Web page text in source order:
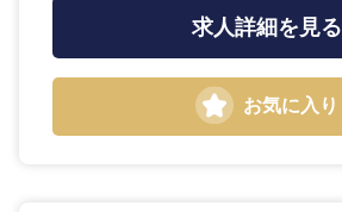
求人詳細を見る
お気に入り